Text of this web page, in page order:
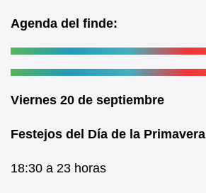
Agenda del finde:
Viernes 20 de septiembre
Festejos del Día de la Primavera
18:30 a 23 horas